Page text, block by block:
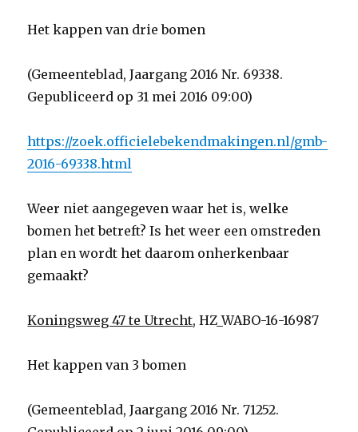
Het kappen van drie bomen
(Gemeenteblad, Jaargang 2016 Nr. 69338.
Gepubliceerd op 31 mei 2016 09:00)
https://zoek.officielebekendmakingen.nl/gmb-
2016-69338.html
Weer niet aangegeven waar het is, welke
bomen het betreft? Is het weer een omstreden
plan en wordt het daarom onherkenbaar
gemaakt?
Koningsweg 47 te Utrecht, HZ_WABO-16-16987
Het kappen van 3 bomen
(Gemeenteblad, Jaargang 2016 Nr. 71252.